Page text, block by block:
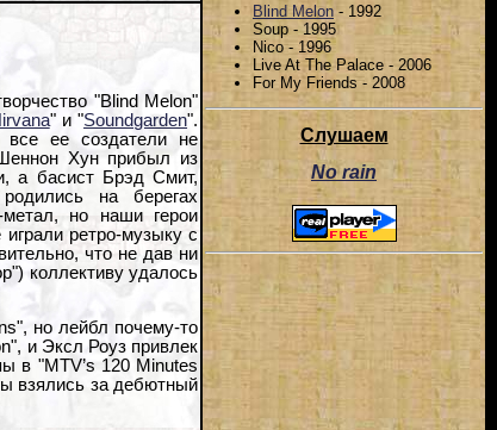
Blind Melon - 1992
Soup - 1995
Nico - 1996
Live At The Palace - 2006
For My Friends - 2008
Слушаем
No rain
"Blind Melon"
" и "Soundgarden".
все ее создатели не
Хун прибыл из
а басист Брэд Смит,
на берегах
но наши герои
ретро-музыку с
что не дав ни
коллективу удалось
но лейбл почему-то
и Эксл Роуз привлек
в "MTV’s 120 Minutes
взялись за дебютный